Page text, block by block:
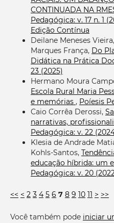
CONTINUADA NA
Pedagógica: v. 17 n. 1
Edição Contínua
Deilane Meneses
Marques França, Do
Didática na Prática
23 (2025)
Hermano Moura
Escola Rural Maria
e memórias , Poíesis
Caio Corrêa Derossi,
narrativas,
Pedagógica: v. 22
Klesia de Andrade
Kohls-Santos,
educação híbrida: um
Pedagógica: v. 20
<< < 2 3 4 5 6 7 8 9 10 11 > >>
Você também pode iniciar